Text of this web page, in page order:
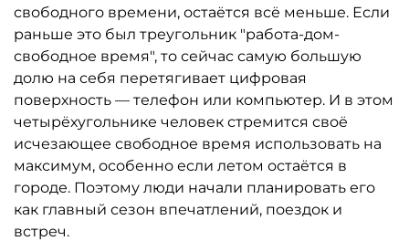
свободного времени, остаётся всё меньше. Если
раньше это был треугольник "работа-дом-
свободное время", то сейчас самую большую
долю на себя перетягивает цифровая
поверхность — телефон или компьютер. И в этом
четырёхугольнике человек стремится своё
исчезающее свободное время использовать на
максимум, особенно если летом остаётся в
городе. Поэтому люди начали планировать его
как главный сезон впечатлений, поездок и
встреч.